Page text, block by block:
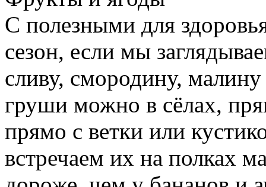
С полезными для
сезон, если мы
сливу, смородину,
груши можно в сёлах,
прямо с ветки или
встречаем их на полках